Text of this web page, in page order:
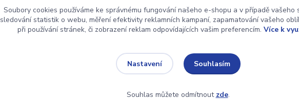
Soubory cookies používáme ke správnému fungování našeho e-shopu a v případě vašeho
sledování statistik o webu, měření efektivity reklamních kampaní, zapamatování vašeho
při používání stránek, či zobrazení reklam odpovídajících vašim preferencím. Více k
Nastavení Souhlasím
Souhlas můžete odmítnout zde.